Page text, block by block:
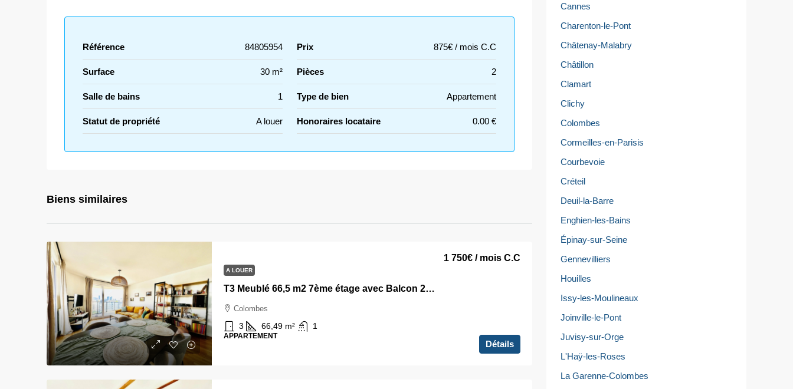
Référence 84805954 Prix 875€ / mois C.C
Surface 30 m² Pièces 2
Salle de bains 1 Type de bien Appartement
Statut de propriété A louer Honoraires locataire 0.00 €
Biens similaires
A LOUER
T3 Meublé 66,5 m2 7ème étage avec Balcon 24 m2 et Parking en sous-sol Colombes
1 750€ / mois C.C
Colombes
3 66,49 m² 1
APPARTEMENT
Détails
Cannes
Charenton-le-Pont
Châtenay-Malabry
Châtillon
Clamart
Clichy
Colombes
Cormeilles-en-Parisis
Courbevoie
Créteil
Deuil-la-Barre
Enghien-les-Bains
Épinay-sur-Seine
Gennevilliers
Houilles
Issy-les-Moulineaux
Joinville-le-Pont
Juvisy-sur-Orge
L'Haÿ-les-Roses
La Garenne-Colombes